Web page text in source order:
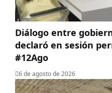
Diálogo entre
declaró en sesión
#12Ago
6 de agosto de 2026